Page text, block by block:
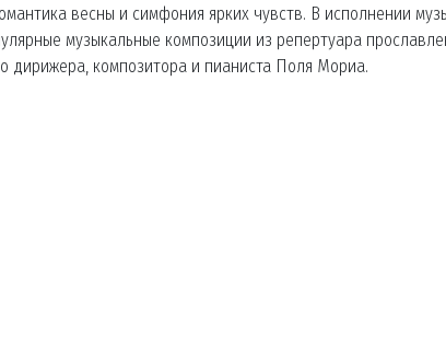
весны и симфония ярких чувств. В исполнении
музыкальные композиции из репертуара
дирижера, композитора и пианиста Поля Мориа.